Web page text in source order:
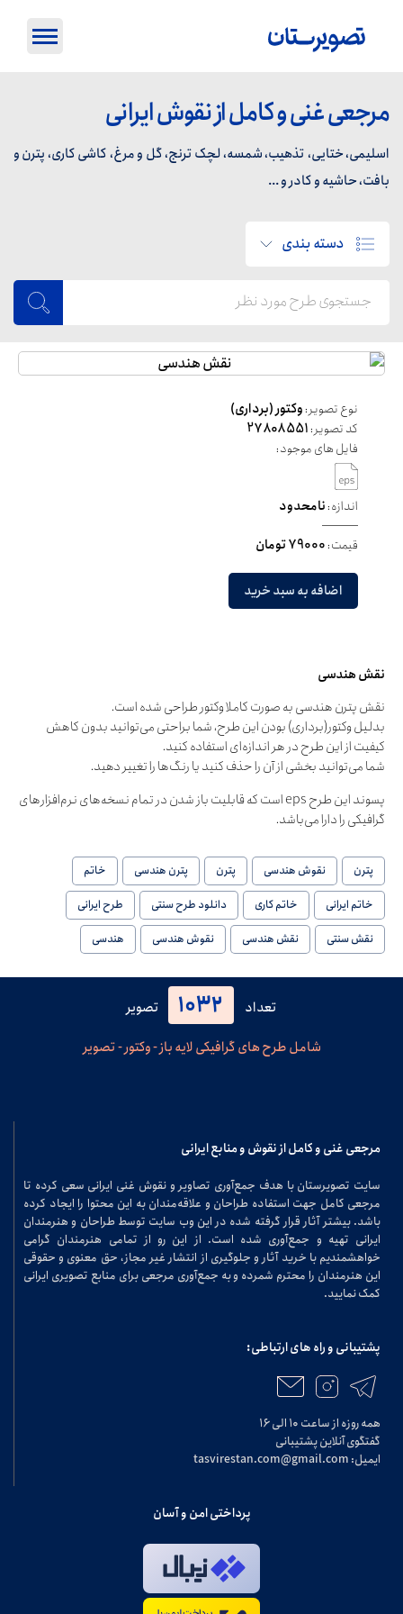
مرجعی غنی و کامل از نقوش ایرانی
اسلیمی، ختایی، تذهیب، شمسه، لچک ترنج، گل و مرغ، کاشی کاری، پترن و
بافت، حاشیه و کادر و ...
دسته بندی
نوع تصویر:وکتور (برداری)
کد تصویر:27808551
فایل های موجود:
اندازه:نامحدود
قیمت:79000 تومان
اضافه به سبد خرید
نقش هندسی
نقش پترن هندسی به صورت کاملا وکتور طراحی شده است.
بدلیل وکتور(برداری) بودن این طرح، شما براحتی می‌توانید بدون کاهش
کیفیت از این طرح در هر اندازه‌ای استفاده کنید.
شما می‌توانید بخشی از آن را حذف کنید یا رنگ‌ها را تغییر دهید.
پسوند این طرح eps است که قابلیت باز شدن در تمام نسخه‌های نرم‌افزارهای
گرافیکی را دارا می‌باشد.
پترن نقوش هندسی پترن پترن هندسی
خاتم
خاتم ایرانی
خاتم کاری دانلود طرح سنتی
طرح ایرانی
نقش سنتی
نقش هندسی نقوش هندسی هندسی
تعداد 1032
تصویر
شامل طرح های گرافیکی لایه باز - وکتور - تصویر
مرجعی غنی و کامل از نقوش و منابع ایرانی
سایت تصویرستان با هدف جمع‌آوری تصاویر و نقوش غنی ایرانی سعی کرده تا
مرجعی کامل جهت استفاده طراحان و علاقه‌مندان به این محتوا را ایجاد کرده
باشد. بیشتر آثار قرار گرفته شده در این وب سایت توسط طراحان و هنرمندان
ایرانی تهیه و جمع‌آوری شده است. از این رو از تمامی هنرمندان گرامی
خواهشمندیم با خرید آثار و جلوگیری از انتشار غیر مجاز، حق معنوی و حقوقی
این هنرمندان را محترم شمرده و به جمع‌آوری مرجعی برای منابع تصویری ایرانی
کمک نمایید.
پشتیبانی و راه های ارتباطی:
همه روزه از ساعت ۱۰ الی ۱۶
گفتگوی آنلاین پشتیبانی
ایمیل: tasvirestan.com@gmail.com
پرداختی امن و آسان